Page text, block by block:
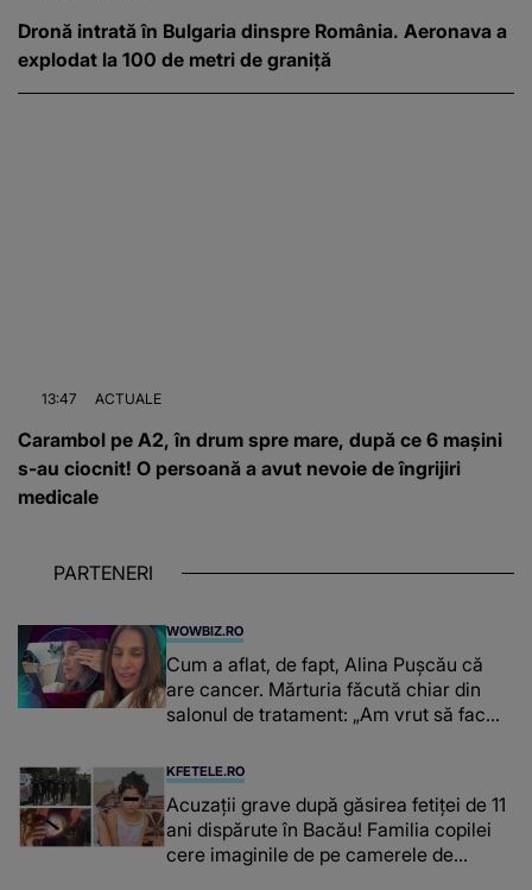
Dronă intrată în Bulgaria dinspre România. Aeronava a
explodat la 100 de metri de graniță
13:47 ACTUALE
Carambol pe A2, în drum spre mare, după ce 6 mașini
s-au ciocnit! O persoană a avut nevoie de îngrijiri
medicale
PARTENERI
WOWBIZ.RO
Cum a aflat, de fapt, Alina Pușcău că
are cancer. Mărturia făcută chiar din
salonul de tratament: „Am vrut să fac
înțepe sânul”
KFETELE.RO
Acuzații grave după găsirea fetiței de 11
ani dispărute în Bacău! Familia copilei
cere imaginile de pe camerele de